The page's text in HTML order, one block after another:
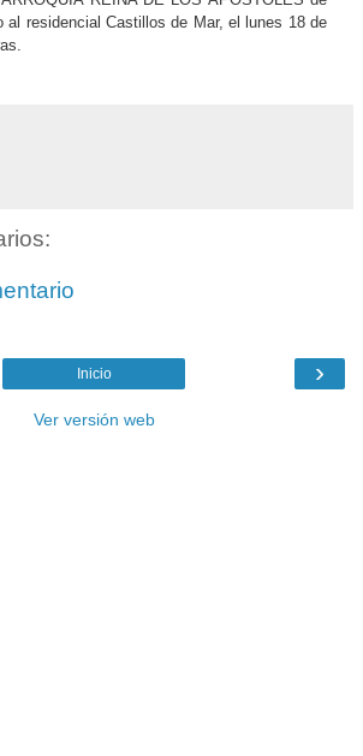
al residencial Castillos de Mar, el lunes 18 de
›
Inicio
Ver versión web